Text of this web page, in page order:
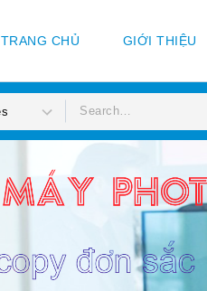
TRANG CHỦ GIỚI THIỆU